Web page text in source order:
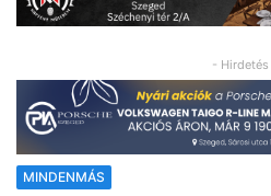
- Hirdetés
MINDENMÁS